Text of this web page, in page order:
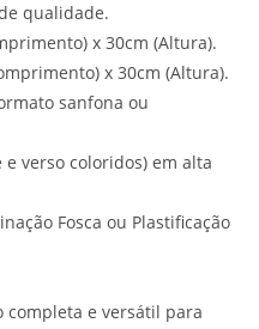
qualidade.
x 30cm (Altura).
x 30cm (Altura).
sanfona ou
verso coloridos) em alta
Fosca ou Plastificação
completa e versátil para